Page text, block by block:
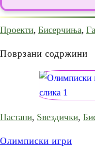
Проекти, Бисерчиња,
Поврзани содржини
Настани, Ѕвездички,
Олимписки игри